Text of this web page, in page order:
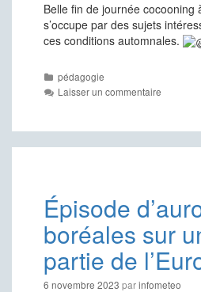
Belle fin de journée cocooning
s’occupe par des sujets
ces conditions automnales.
Catégories
pédagogie
Laisser un commentaire
Épisode
boréales sur
partie de
6 novembre 2023 parinfometeo